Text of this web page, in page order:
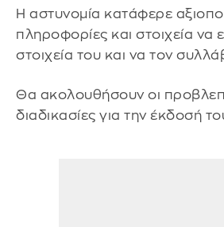
Η αστυνομία κατάφερε
πληροφορίες και στοιχεία να
στοιχεία του και να τον
Θα ακολουθήσουν οι
διαδικασίες για την έκδοσή